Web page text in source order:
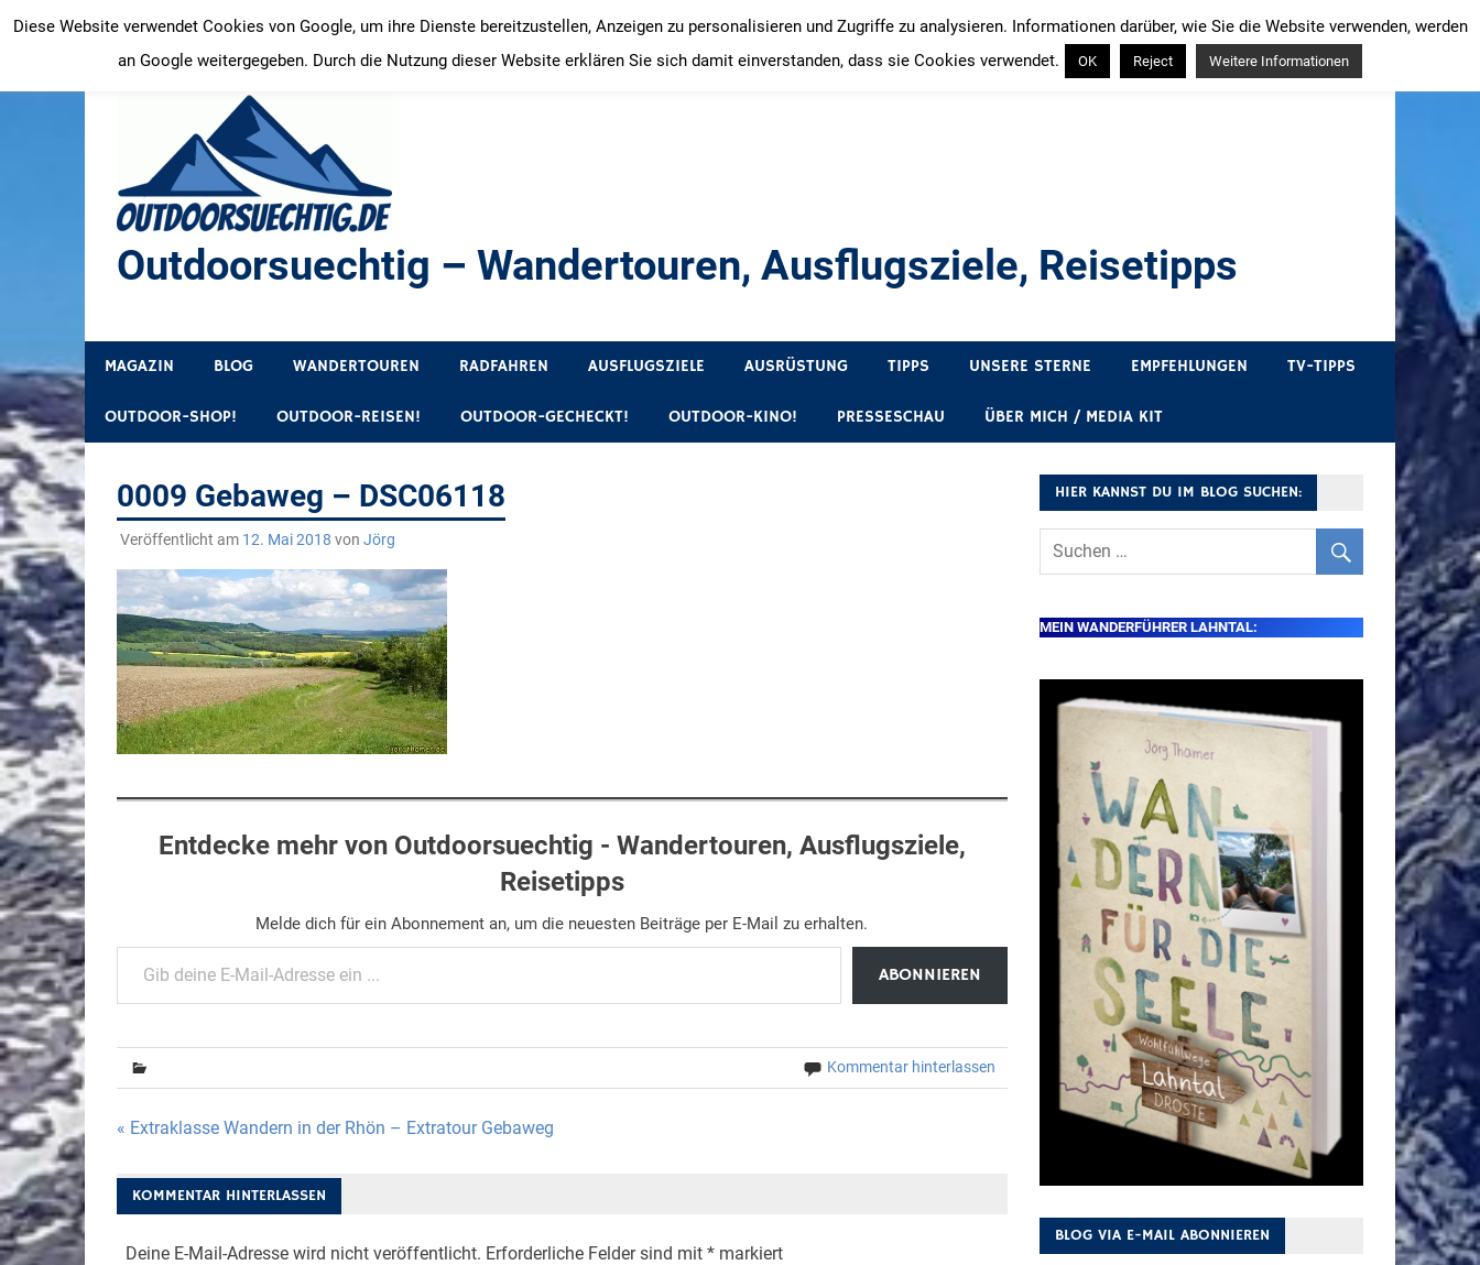
Inhalt
springen
Outdoorsuechtig – Wandertouren, Ausflugsziele, Reisetipps
MAGAZIN BLOG WANDERTOUREN RADFAHREN AUSFLUGSZIELE AUSRÜSTUNG TIPPS UNSERE STERNE EMPFEHLUNGEN TV-TIPPS
OUTDOOR-SHOP! OUTDOOR-REISEN! OUTDOOR-GECHECKT! OUTDOOR-KINO! PRESSESCHAU ÜBER MICH / MEDIA KIT
0009 Gebaweg – DSC06118
Veröffentlicht am 12. Mai 2018 von Jörg
Entdecke mehr von Outdoorsuechtig - Wandertouren, Ausflugsziele,
Reisetipps
Melde dich für ein Abonnement an, um die neuesten Beiträge per E-Mail zu erhalten.
Gib deine E-Mail-Adresse ein ...
ABONNIEREN
Kommentar hinterlassen
Beitragsnavigation
« Extraklasse Wandern in der Rhön – Extratour Gebaweg
KOMMENTAR HINTERLASSEN
Deine E-Mail-Adresse wird nicht veröffentlicht. Erforderliche Felder sind mit *markiert
HIER KANNST DU IM BLOG SUCHEN:
MEIN WANDERFÜHRER LAHNTAL:
BLOG VIA E-MAIL ABONNIEREN
Diese Website verwendet Cookies von Google, um ihre Dienste bereitzustellen, Anzeigen zu personalisieren und Zugriffe zu analysieren. Informationen darüber, wie Sie die Website verwenden, werden
an Google weitergegeben. Durch die Nutzung dieser Website erklären Sie sich damit einverstanden, dass sie Cookies verwendet.
OK Reject Weitere Informationen